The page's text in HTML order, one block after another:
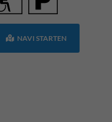
NAVI STARTEN